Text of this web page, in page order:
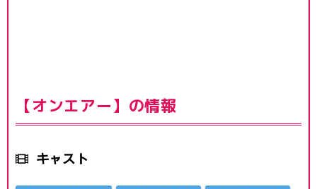
【オンエアー】の情報
キャスト